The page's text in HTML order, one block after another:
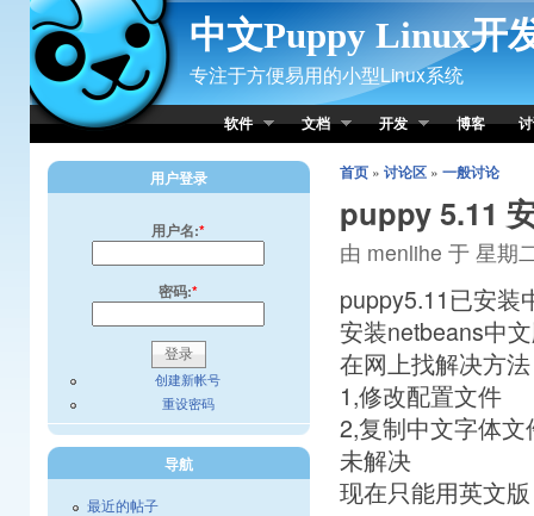
Skip to Content
中文Puppy Linux开
专注于方便易用的小型Linux系统
软件 文档 开发 博客
首页» 讨论区» 一般讨论
puppy 5.11
由 menlihe 于 星期
puppy5.11已安装
安装netbeans中
在网上找解决方法
1,修改配置文件
2,复制中文字体文
未解决
现在只能用英文版
用户登录
用户名:*
密码:*
创建新帐号
重设密码
导航
最近的帖子